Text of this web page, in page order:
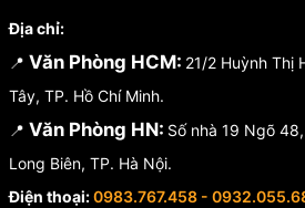
Địa chỉ:
📍 Văn Phòng HCM: 21/2 Huỳnh Thị
Tây, TP. Hồ Chí Minh.
📍 Văn Phòng HN: Số nhà 19 Ngõ
Long Biên, TP. Hà Nội.
Điện thoại:0983.767.458 -